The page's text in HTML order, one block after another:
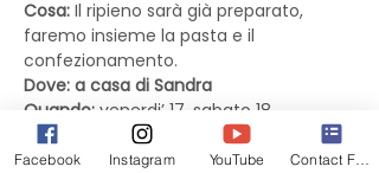
Cosa: Il ripieno sarà già preparato,
faremo insieme la pasta e il
confezionamento.
Dove: a casa di Sandra
Quando: venerdi’ 17, sabato 18,
domenica 19. Dalle 10 alle 3:00.
Non più’ di 10 persone a sessione
Facebook Instagram YouTube Contact Form